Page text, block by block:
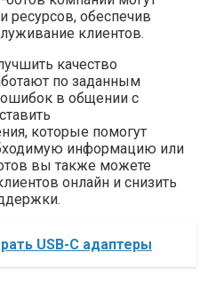
ресурсов, обеспечив
клиентов.
качество
по заданным
в общении с
которые помогут
информацию или
вы также можете
онлайн и снизить
USB-C адаптеры